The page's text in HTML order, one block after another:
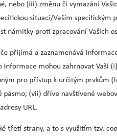
nebo (iii) změnu či vymazání
situací/Vaším
námitky proti zpracování
přijímá a zaznamenává
mohou zahrnovat
pro přístup k určitým
(vii) dříve navštívené
URL.
třetí strany, a to s využitím tzv.